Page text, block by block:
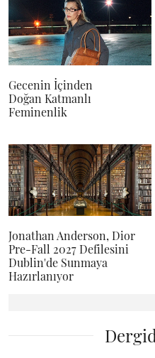
Gecenin İçinden
Doğan Katmanlı
Feminenlik
Jonathan Anderson, Dior
Pre-Fall 2027 Defilesini
Dublin'de Sunmaya
Hazırlanıyor